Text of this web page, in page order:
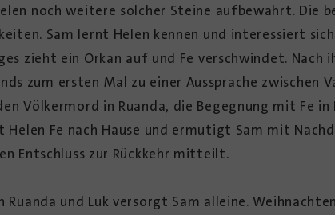
noch weitere solcher Steine aufbewahrt. Die
Sam lernt Helen kennen und interessiert
zieht ein Orkan auf und Fe verschwindet.
zum ersten Mal zu einer Aussprache zwischen
Völkermord in Ruanda, die Begegnung mit Fe
Fe nach Hause und ermutigt Sam mit
Entschluss zur Rückkehr mitteilt.
und Luk versorgt Sam alleine.